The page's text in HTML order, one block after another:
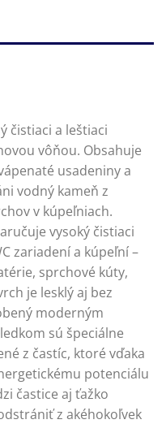
čistiaci a leštiaci
vôňou. Obsahuje
usadeniny a
vodný kameň z
v kúpeľniach.
vysoký čistiaci
zariadení a kúpeľní –
sprchové kúty,
je lesklý aj bez
moderným
sú špeciálne
z častíc, ktoré vďaka
potenciálu
častice aj ťažko
z akéhokoľvek